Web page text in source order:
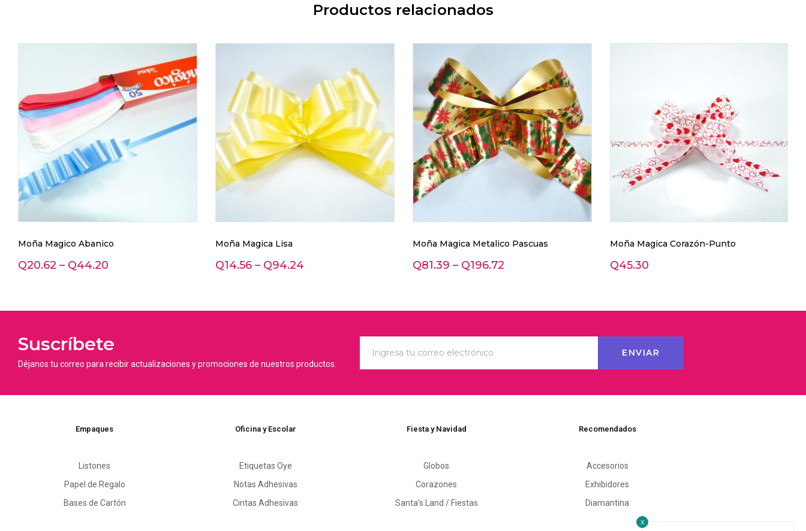
Productos relacionados
Moña Magico Abanico
Q20.62 – Q44.20
Moña Magica Lisa
Q14.56 – Q94.24
Moña Magica Metalico Pascuas
Q81.39 – Q196.72
Moña Magica Corazón-Punto
Q45.30
Suscríbete
Déjanos tu correo para recibir actualizaciones y promociones de nuestros productos.
Empaques
Listones
Papel de Regalo
Bases de Cartón
Oficina y Escolar
Etiquetas Oye
Notas Adhesivas
Cintas Adhesivas
Fiesta y Navidad
Globos
Corazones
Santa’s Land / Fiestas
Recomendados
Accesorios
Exhibidores
Diamantina
x